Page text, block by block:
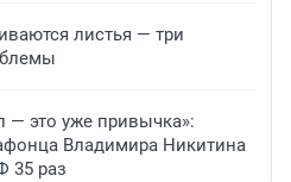
листья — три
— это уже привычка»:
Владимира Никитина
35 раз